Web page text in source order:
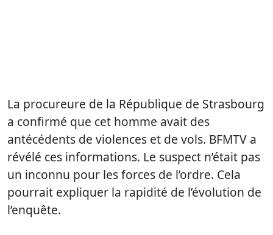
La procureure de la République de Strasbourg
a confirmé que cet homme avait des
antécédents de violences et de vols. BFMTV a
révélé ces informations. Le suspect n’était pas
un inconnu pour les forces de l’ordre. Cela
pourrait expliquer la rapidité de l’évolution de
l’enquête.